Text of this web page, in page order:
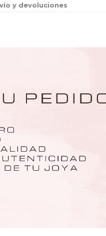
y devoluciones